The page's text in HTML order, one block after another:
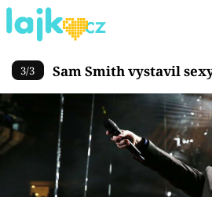
Trendy: KARLOS VÉMOLA
SHOPAHOLICADEL
CLASH OF THE
Sam Smith
3/3
Sam Smith vystavil
svých sociálních sítích